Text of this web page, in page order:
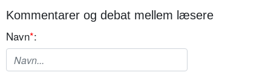
Kommentarer og debat mellem læsere
Navn*: